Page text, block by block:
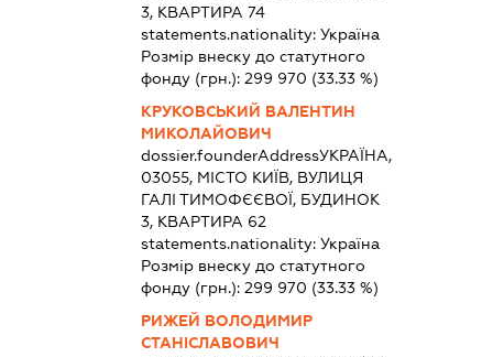
3, КВАРТИРА 74
statements.nationality: Україна
Розмір внеску до статутного
фонду (грн.): 299 970 (33.33 %)
КРУКОВСЬКИЙ ВАЛЕНТИН
МИКОЛАЙОВИЧ
dossier.founderAddressУКРАЇНА,
03055, МІСТО КИЇВ, ВУЛИЦЯ
ГАЛІ ТИМОФЄЄВОЇ, БУДИНОК
3, КВАРТИРА 62
statements.nationality: Україна
Розмір внеску до статутного
фонду (грн.): 299 970 (33.33 %)
РИЖЕЙ ВОЛОДИМИР
СТАНІСЛАВОВИЧ